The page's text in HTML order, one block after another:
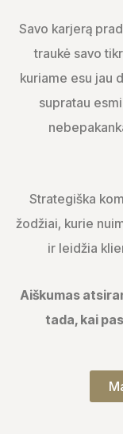
Savo karjerą
traukė savo
kuriame esu jau
supratau
Strategiška
žodžiai, kurie
ir leidžia
Aiškumas
tada, kai